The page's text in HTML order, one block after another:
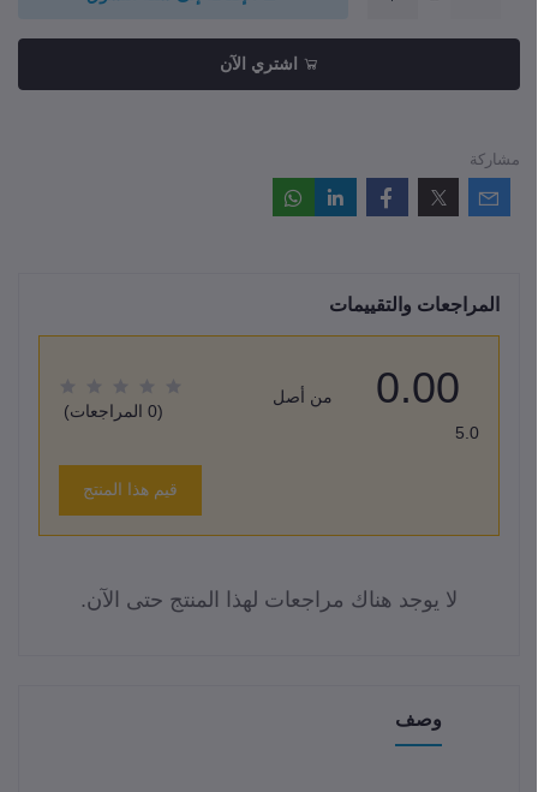
اشتري الآن
مشاركة
المراجعات والتقييمات
0.00
من أصل
5.0
(0 المراجعات)
قيم هذا المنتج
لا يوجد هناك مراجعات لهذا المنتج حتى الآن.
وصف